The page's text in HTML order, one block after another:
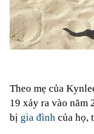
Theo mẹ của
19 xảy ra vào năm
bị gia đình của họ,